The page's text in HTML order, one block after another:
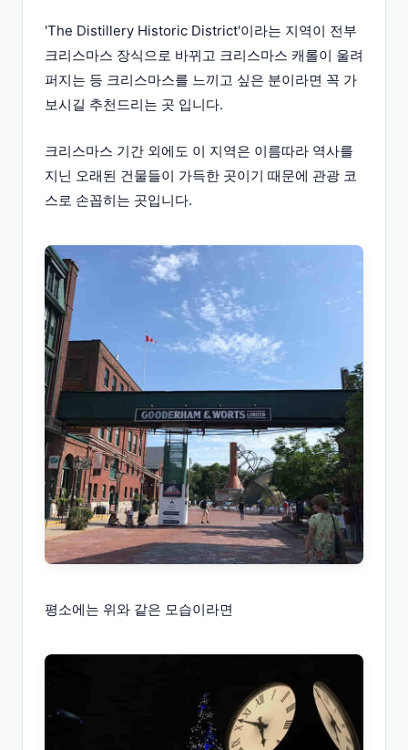
'The Distillery Historic District'이라는 지역이 전부
크리스마스 장식으로 바뀌고 크리스마스 캐롤이 울려
퍼지는 등 크리스마스를 느끼고 싶은 분이라면 꼭 가
보시길 추천드리는 곳 입니다.
크리스마스 기간 외에도 이 지역은 이름따라 역사를
지닌 오래된 건물들이 가득한 곳이기 때문에 관광 코
스로 손꼽히는 곳입니다.
평소에는 위와 같은 모습이라면